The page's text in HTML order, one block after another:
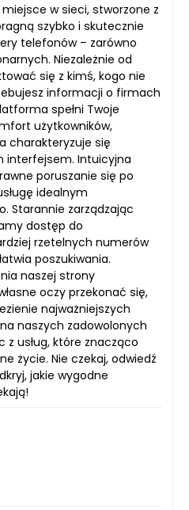
w sieci, stworzone z
szybko i skutecznie
telefonów – zarówno
Niezależnie od
się z kimś, kogo nie
informacji o firmach
spełni Twoje
użytkowników,
charakteryzuje się
interfejsem. Intuicyjna
poruszanie się po
idealnym
Starannie zarządzając
dostęp do
rzetelnych numerów
poszukiwania.
naszej strony
oczy przekonać się,
najważniejszych
naszych zadowolonych
z usług, które znacząco
życie. Nie czekaj, odwiedź
jakie wygodne